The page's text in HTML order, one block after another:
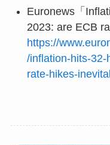
Euronews「
2023: are ECB
https://
/inflation-hits-
rate-hikes-